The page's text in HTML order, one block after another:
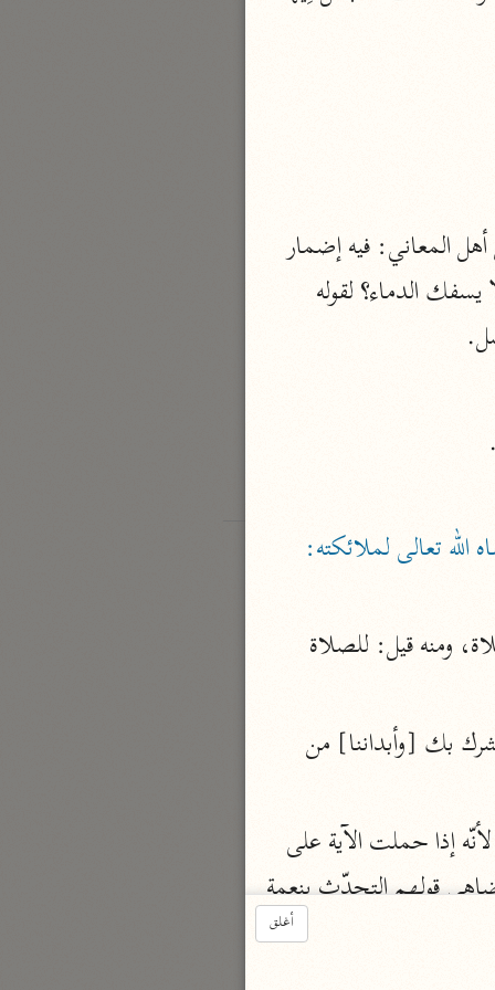
الدر المنثور
تفسير مقاتل بن سليمان
مقاتل بن سليمان (١٥٠ هـ)
نحو ٥ مجلدات
وقال أكثر المفسرين: أرادوا كما فعل بنو الجانّ قاسوا بالشاهد على الغائب، وقال بعض أهل المعاني: فيه إضمار
التأويل الأول تنافي قول الملائكة المتزكية بالإدلال بالعمل، وإذا حملت على هذا التأويل ضاهى قولهم التحدّث بنعمة
إلى الله فكأنّهم قالوا: وأن سبّحنا وقدّسنا وأطعنا وعبدنا فذلك كله بحمدك لا بأنفسنا، قال
أغلق